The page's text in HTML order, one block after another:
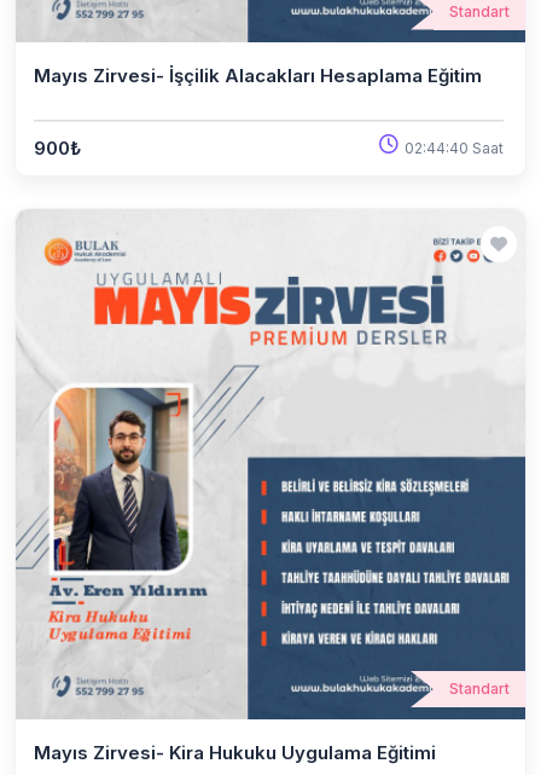
Standart
Mayıs Zirvesi- İşçilik Alacakları Hesaplama Eğitim
900₺ 02:44:40 Saat
Standart
Mayıs Zirvesi- Kira Hukuku Uygulama Eğitimi